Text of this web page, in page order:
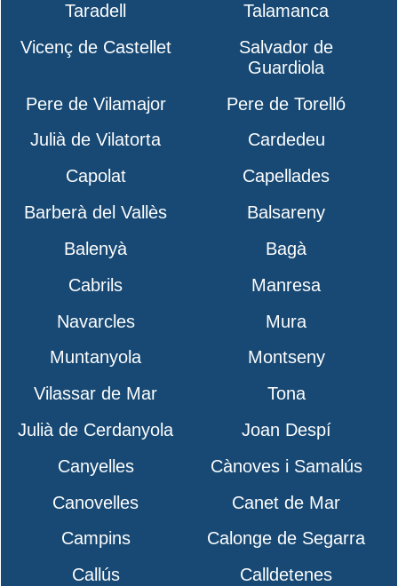
Taradell
Talamanca
Vicenç de Castellet
Salvador de
Guardiola
Pere de Vilamajor
Pere de Torelló
Julià de Vilatorta
Cardedeu
Capolat
Capellades
Barberà del Vallès
Balsareny
Balenyà
Bagà
Cabrils
Manresa
Navarcles
Mura
Muntanyola
Montseny
Vilassar de Mar
Tona
Julià de Cerdanyola
Joan Despí
Canyelles
Cànoves i Samalús
Canovelles
Canet de Mar
Campins
Calonge de Segarra
Callús
Calldetenes